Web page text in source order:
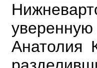
Анатолия